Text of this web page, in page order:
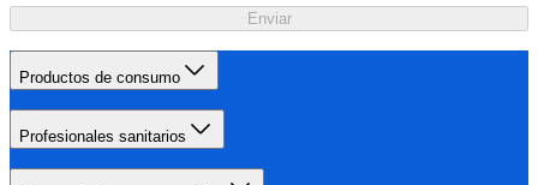
Enviar
Productos de consumo
Profesionales sanitarios